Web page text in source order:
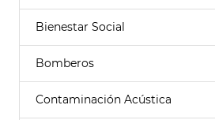
Bienestar Social
Bomberos
Contaminación Acústica